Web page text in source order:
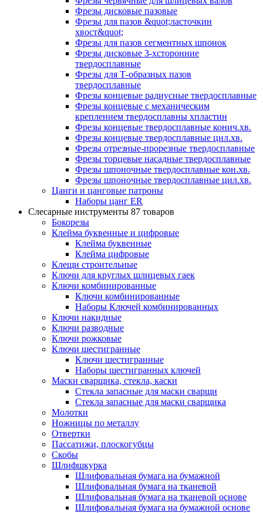
Фрезы дисковые пазовые
Фрезы для пазов &quot;ласточкин
хвост&quot;
Фрезы для пазов сегментных шпонок
Фрезы дисковые 3-хсторонние
твердосплавные
Фрезы для Т-образных пазов
твердосплавные
Фрезы концевые радиусные твердосплавные
Фрезы концевые с механическим
креплением твердосплавны хпластин
Фрезы концевые твердосплавные конич.хв.
Фрезы концевые твердосплавные цил.хв.
Фрезы отрезные-прорезные твердосплавные
Фрезы торцевые насадные твердосплавные
Фрезы шпоночные твердосплавные кон.хв.
Фрезы шпоночные твердосплавные цил.хв.
Цанги и цанговые патроны
Наборы цанг ER
Слесарные инструменты 87 товаров
Бокорезы
Клейма буквенные и цифровые
Клейма буквенные
Клейма цифровые
Клещи строительные
Ключи для круглых шлицевых гаек
Ключи комбинированные
Ключи комбинированные
Наборы Ключей комбинированных
Ключи накидные
Ключи разводные
Ключи рожковые
Ключи шестигранные
Ключи шестигранные
Наборы шестигранных ключей
Маски сварщика, стекла, каски
Стекла запасные для маски сварщи
Стекла запасные для маски сварщика
Молотки
Ножницы по металлу
Отвертки
Пассатижи, плоскогубцы
Скобы
Шлифшкурка
Шлифовальная бумага на бумажной
Шлифовальная бумага на тканевой
Шлифовальная бумага на тканевой основе
Шлифовальная бумага на бумажной основе